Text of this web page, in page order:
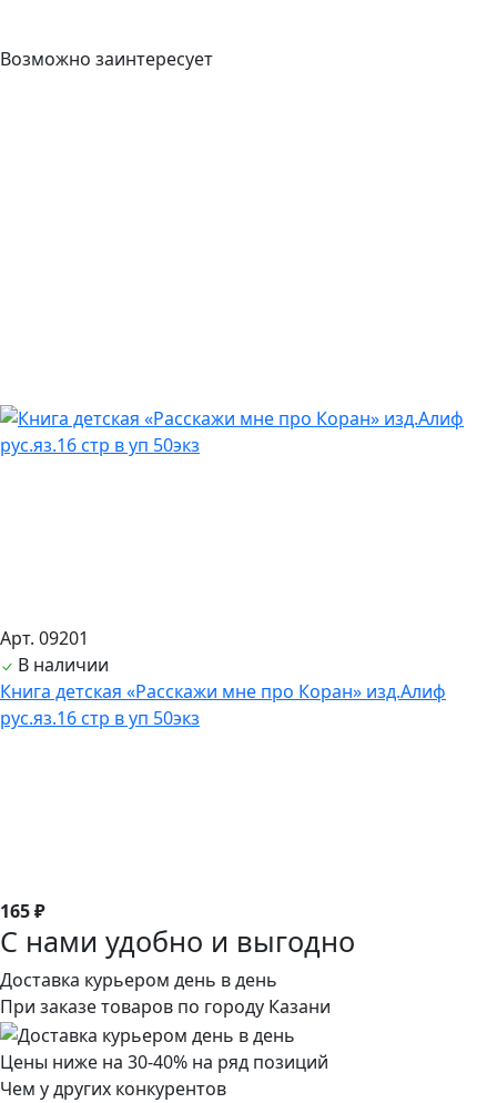
Возможно заинтересует
Арт. 09201
В наличии
Книга детская «Расскажи мне про Коран» изд.Алиф
рус.яз.16 стр в уп 50экз
165 ₽
С нами удобно и выгодно
Доставка курьером день в день
При заказе товаров по городу Казани
Цены ниже на 30-40% на ряд позиций
Чем у других конкурентов